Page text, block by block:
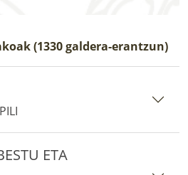
(1330 galdera-erantzun)
ETA